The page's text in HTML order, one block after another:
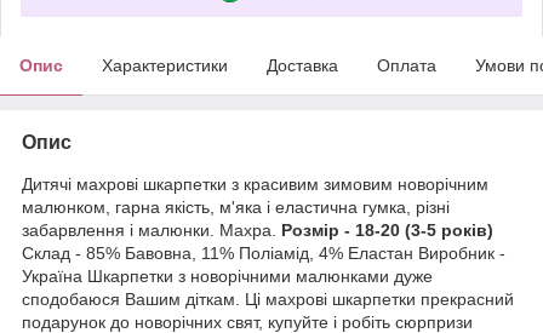
Опис Характеристики Доставка Оплата Умови
Опис
Дитячі махрові шкарпетки з красивим зимовим новорічним
малюнком, гарна якість, м'яка і еластична гумка, різні
забарвлення і малюнки. Махра. Розмір - 18-20 (3-5 років)
Склад - 85% Бавовна, 11% Поліамід, 4% Еластан Виробник -
Україна Шкарпетки з новорічними малюнками дуже
сподобаюся Вашим діткам. Ці махрові шкарпетки прекрасний
подарунок до новорічних свят, купуйте і робіть сюрпризи